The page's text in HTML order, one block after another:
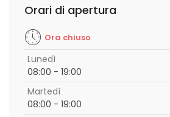
Orari di apertura
Ora chiuso
Lunedì
08:00 - 19:00
Martedì
08:00 - 19:00